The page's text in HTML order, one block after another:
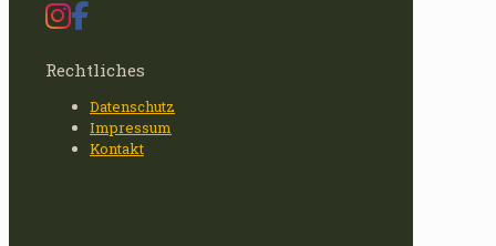
Rechtliches
Datenschutz
Impressum
Kontakt